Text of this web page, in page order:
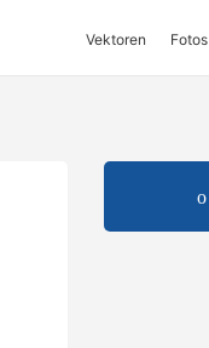
Vektoren Fotos